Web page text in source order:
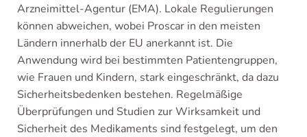
Arzneimittel-Agentur (EMA). Lokale Regulierungen
können abweichen, wobei Proscar in den meisten
Ländern innerhalb der EU anerkannt ist. Die
Anwendung wird bei bestimmten Patientengruppen,
wie Frauen und Kindern, stark eingeschränkt, da dazu
Sicherheitsbedenken bestehen. Regelmäßige
Überprüfungen und Studien zur Wirksamkeit und
Sicherheit des Medikaments sind festgelegt, um den